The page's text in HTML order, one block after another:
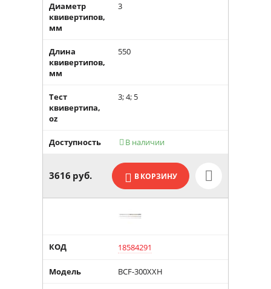
Диаметр
квивертипов,
мм
3
Длина
квивертипов,
мм
550
Тест
квивертипа,
oz
3; 4; 5
Доступность В наличии

3616 руб. В КОРЗИНУ
КОД 18584291
Модель BCF-300XXH